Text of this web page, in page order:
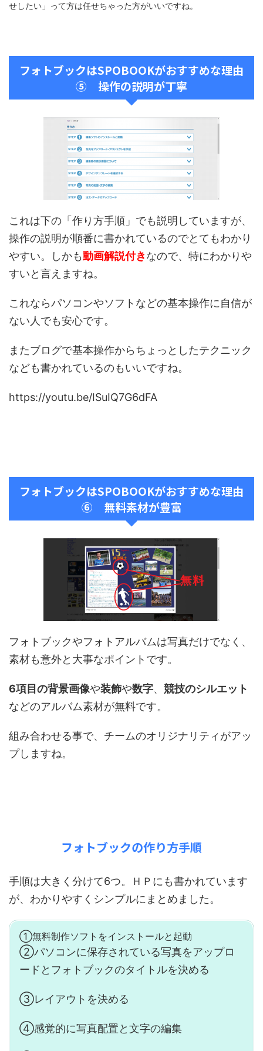
せしたい」って方は任せちゃった方がいいですね。
フォトブックはSPOBOOKがおすすめな理由
⑤ 操作の説明が丁寧
これは下の「作り方手順」でも説明していますが、
操作の説明が順番に書かれているのでとてもわかり
やすい。しかも動画解説付きなので、特にわかりや
すいと言えますね。
これならパソコンやソフトなどの基本操作に自信が
ない人でも安心です。
またブログで基本操作からちょっとしたテクニック
なども書かれているのもいいですね。
https://youtu.be/ISuIQ7G6dFA
フォトブックはSPOBOOKがおすすめな理由
⑥ 無料素材が豊富
フォトブックやフォトアルバムは写真だけでなく、
素材も意外と大事なポイントです。
6項目の背景画像や装飾や数字、 競技のシルエット
などのアルバム素材が無料です。
組み合わせる事で、チームのオリジナリティがアッ
プしますね。
フォトブックの作り方手順
手順は大きく分けて6つ。ＨＰにも書かれています
が、わかりやすくシンプルにまとめました。
①無料制作ソフトをインストールと起動
②パソコンに保存されている写真をアップロ
ードとフォトブックのタイトルを決める
③レイアウトを決める
④感覚的に写真配置と文字の編集